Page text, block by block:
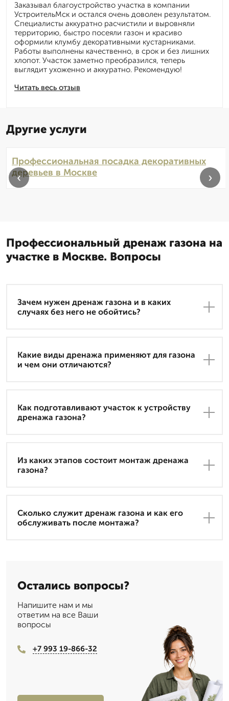
Читать весь отзыв
Заказывал благоустройство участка в компании
УстроительМск и остался очень доволен результатом.
Специалисты аккуратно расчистили и выровняли
территорию, быстро посеяли газон и красиво
оформили клумбу декоративными кустарниками.
Работы выполнены качественно, в срок и без лишних
хлопот. Участок заметно преобразился, теперь
выглядит ухоженно и аккуратно. Рекомендую!
Другие услуги
Профессиональная посадка декоративных
деревьев в Москве
‹ ›
Профессиональный дренаж газона на
участке в Москве. Вопросы
Зачем нужен дренаж газона и в каких
случаях без него не обойтись?
Какие виды дренажа применяют для газона
и чем они отличаются?
Как подготавливают участок к устройству
дренажа газона?
Из каких этапов состоит монтаж дренажа
газона?
Сколько служит дренаж газона и как его
обслуживать после монтажа?
Остались вопросы?
Напишите нам и мы
ответим на все Ваши
вопросы
+7 993 19-866-32